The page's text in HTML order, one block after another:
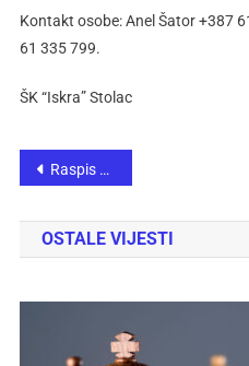
Kontakt osobe: Anel Šator +387
61 335 799.
ŠK “Iskra” Stolac
Raspis Premijer lige Bosne i Hercegovine u šahu za 2022. godinu
OSTALE VIJESTI